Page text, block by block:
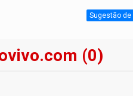
Sugestão de
(0)